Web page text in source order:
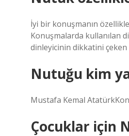
İyi bir konuşmanın
Konuşmalarda kullanılan
dinleyicinin dikkatini
Nutuğu kim
Mustafa Kemal
Çocuklar için